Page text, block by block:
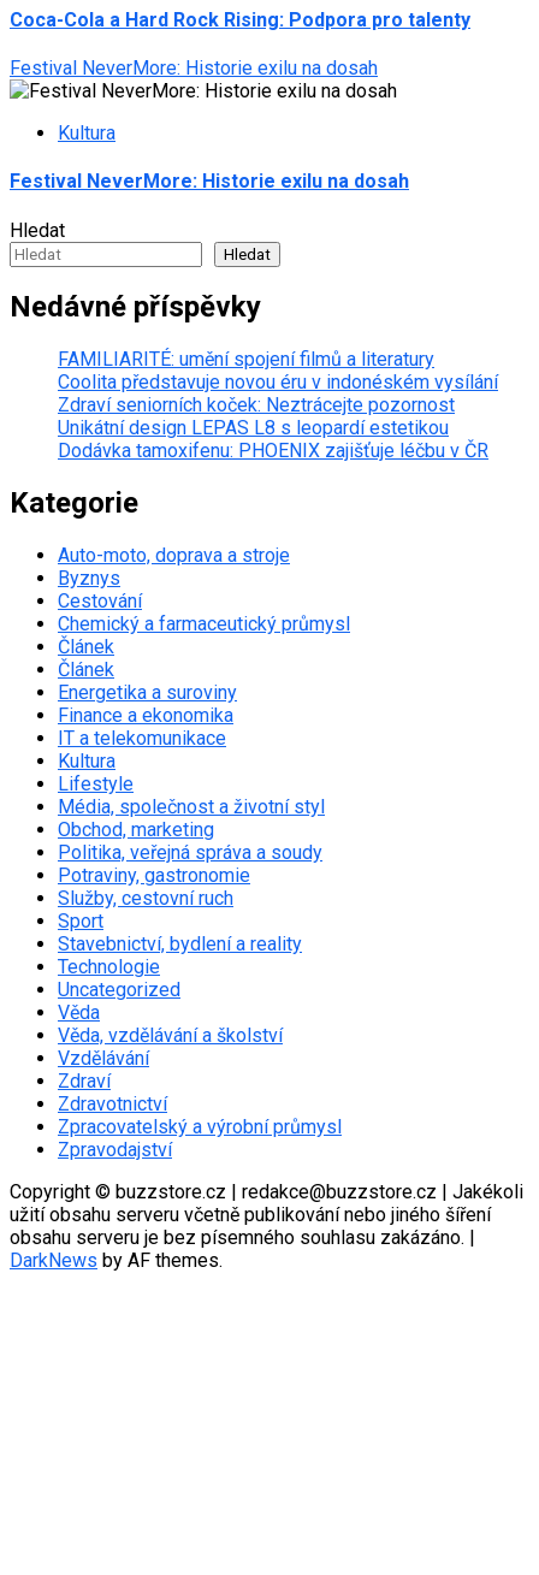
Coca-Cola a Hard Rock Rising: Podpora pro talenty
Festival NeverMore: Historie exilu na dosah
Kultura
Festival NeverMore: Historie exilu na dosah
Hledat
Hledat
Nedávné příspěvky
FAMILIARITÉ: umění spojení filmů a literatury
Coolita představuje novou éru v indonéském vysílání
Zdraví seniorních koček: Neztrácejte pozornost
Unikátní design LEPAS L8 s leopardí estetikou
Dodávka tamoxifenu: PHOENIX zajišťuje léčbu v ČR
Kategorie
Auto-moto, doprava a stroje
Byznys
Cestování
Chemický a farmaceutický průmysl
Článek
Článek
Energetika a suroviny
Finance a ekonomika
IT a telekomunikace
Kultura
Lifestyle
Média, společnost a životní styl
Obchod, marketing
Politika, veřejná správa a soudy
Potraviny, gastronomie
Služby, cestovní ruch
Sport
Stavebnictví, bydlení a reality
Technologie
Uncategorized
Věda
Věda, vzdělávání a školství
Vzdělávání
Zdraví
Zdravotnictví
Zpracovatelský a výrobní průmysl
Zpravodajství
Copyright © buzzstore.cz | redakce@buzzstore.cz | Jakékoli
užití obsahu serveru včetně publikování nebo jiného šíření
obsahu serveru je bez písemného souhlasu zakázáno.
DarkNews by AF themes.